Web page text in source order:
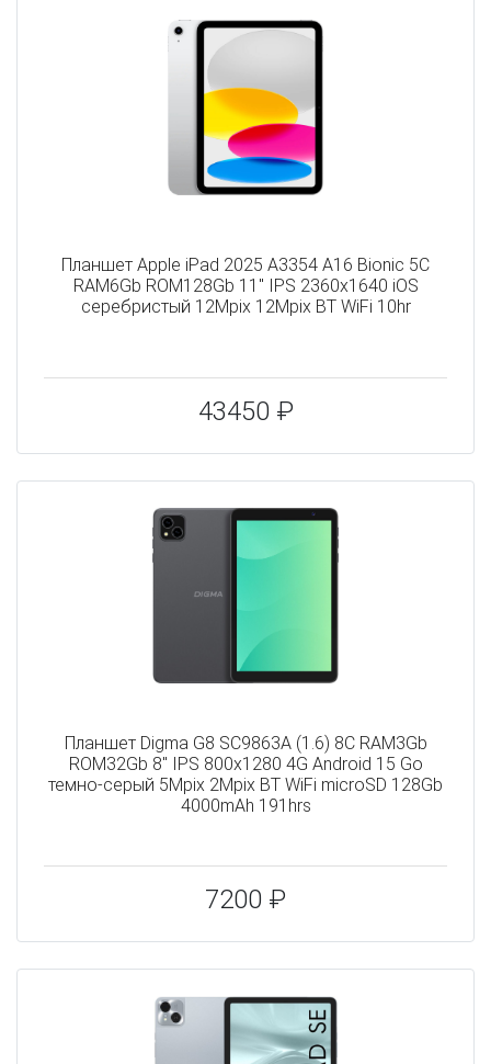
Планшет Apple iPad 2025 A3354 A16 Bionic 5C
RAM6Gb ROM128Gb 11" IPS 2360x1640 iOS
серебристый 12Mpix 12Mpix BT WiFi 10hr
43450 ₽
Планшет Digma G8 SC9863A (1.6) 8C RAM3Gb
ROM32Gb 8" IPS 800x1280 4G Android 15 Go
темно-серый 5Mpix 2Mpix BT WiFi microSD 128Gb
4000mAh 191hrs
7200 ₽